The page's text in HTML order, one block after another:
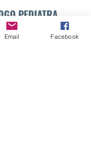
PEDIATRA
SÁNCHEZ VIDES
Email Facebook